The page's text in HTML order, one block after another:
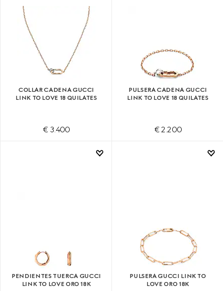
COLLAR CADENA GUCCI
LINK TO LOVE 18 QUILATES
€ 3.400
PULSERA CADENA GUCCI
LINK TO LOVE 18 QUILATES
€ 2.200
PENDIENTES TUERCA GUCCI
LINK TO LOVE ORO 18K
PULSERA GUCCI LINK TO
LOVE ORO 18K